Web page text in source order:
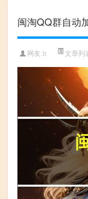
闽淘QQ群自动
网友:lt 文章列